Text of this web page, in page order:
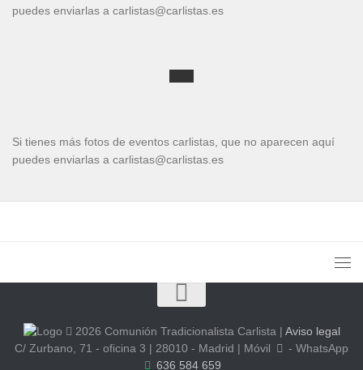
puedes enviarlas a carlistas@carlistas.es
Si tienes más fotos de eventos carlistas, que no aparecen aquí
puedes enviarlas a carlistas@carlistas.es
2026 Comunión Tradicionalista Carlista | Aviso legal
C/ Zurbano, 71 - oficina 3 | 28010 - Madrid | Móvil
- WhatsApp
636 584 659